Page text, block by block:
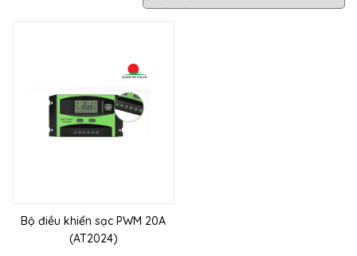
Bộ điều khiển sạc PWM 20A
(AT2024)